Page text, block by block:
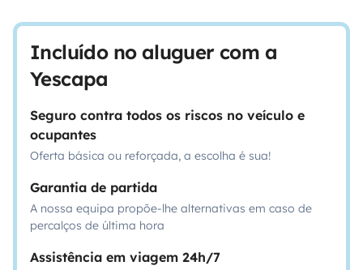
Incluído no aluguer com a
Yescapa
Seguro contra todos os riscos no veículo e
ocupantes
Oferta básica ou reforçada, a escolha é sua!
Garantia de partida
A nossa equipa propõe-lhe alternativas em caso de
percalços de última hora
Assistência em viagem 24h/7